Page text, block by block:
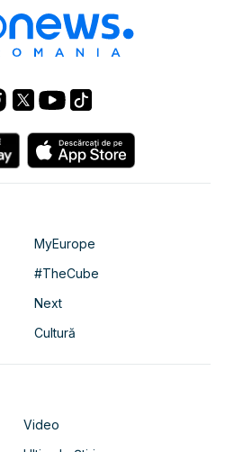
MyEurope
#TheCube
Next
Cultură
Video